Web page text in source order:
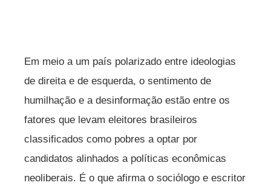
Em meio a um país polarizado entre ideologias
de direita e de esquerda, o sentimento de
humilhação e a desinformação estão entre os
fatores que levam eleitores brasileiros
classificados como pobres a optar por
candidatos alinhados a políticas econômicas
neoliberais. É o que afirma o sociólogo e escritor